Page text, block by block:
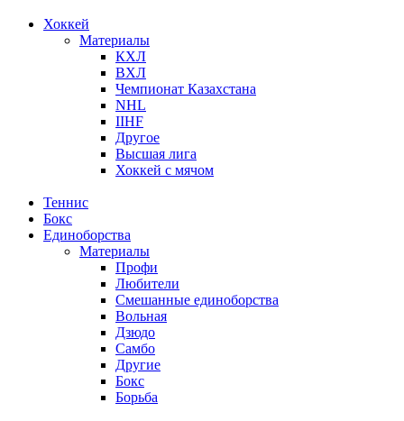
Хоккей
Материалы
КХЛ
ВХЛ
Чемпионат Казахстана
NHL
IIHF
Другое
Высшая лига
Хоккей с мячом
Теннис
Бокс
Единоборства
Материалы
Профи
Любители
Смешанные единоборства
Вольная
Дзюдо
Самбо
Другие
Бокс
Борьба